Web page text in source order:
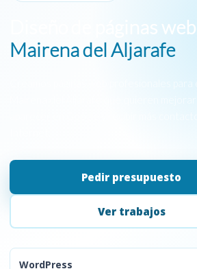
Diseño de páginas
Mairena del Aljarafe
Creamos páginas web profesionales para
Mairena del Aljarafe que quieren mejorar
Pedir presupuesto
Ver trabajos
WordPress